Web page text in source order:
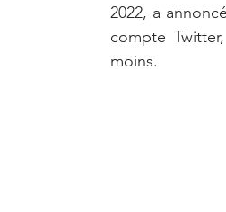
2022, a
compte
moins.